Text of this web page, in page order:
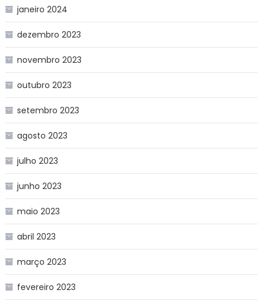
janeiro 2024
dezembro 2023
novembro 2023
outubro 2023
setembro 2023
agosto 2023
julho 2023
junho 2023
maio 2023
abril 2023
março 2023
fevereiro 2023